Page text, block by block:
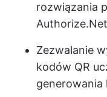
rozwiązania
Authorize.Net
Zezwalanie
kodów QR
generowania